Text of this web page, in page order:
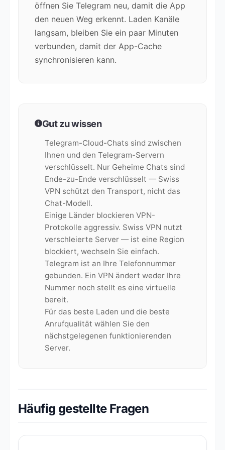
öffnen Sie Telegram neu, damit die App
den neuen Weg erkennt. Laden Kanäle
langsam, bleiben Sie ein paar Minuten
verbunden, damit der App-Cache
synchronisieren kann.
Gut zu wissen
Telegram-Cloud-Chats sind zwischen
Ihnen und den Telegram-Servern
verschlüsselt. Nur Geheime Chats sind
Ende-zu-Ende verschlüsselt — Swiss
VPN schützt den Transport, nicht das
Chat-Modell.
Einige Länder blockieren VPN-
Protokolle aggressiv. Swiss VPN nutzt
verschleierte Server — ist eine Region
blockiert, wechseln Sie einfach.
Telegram ist an Ihre Telefonnummer
gebunden. Ein VPN ändert weder Ihre
Nummer noch stellt es eine virtuelle
bereit.
Für das beste Laden und die beste
Anrufqualität wählen Sie den
nächstgelegenen funktionierenden
Server.
Häufig gestellte Fragen